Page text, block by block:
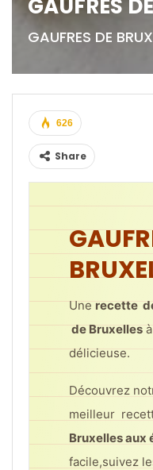
GAUFRES
GAUFRES DE
626
Share
Une recette
deBruxelles
délicieuse.
Découvrez
meilleur
Bruxelles aux
facile,suivez